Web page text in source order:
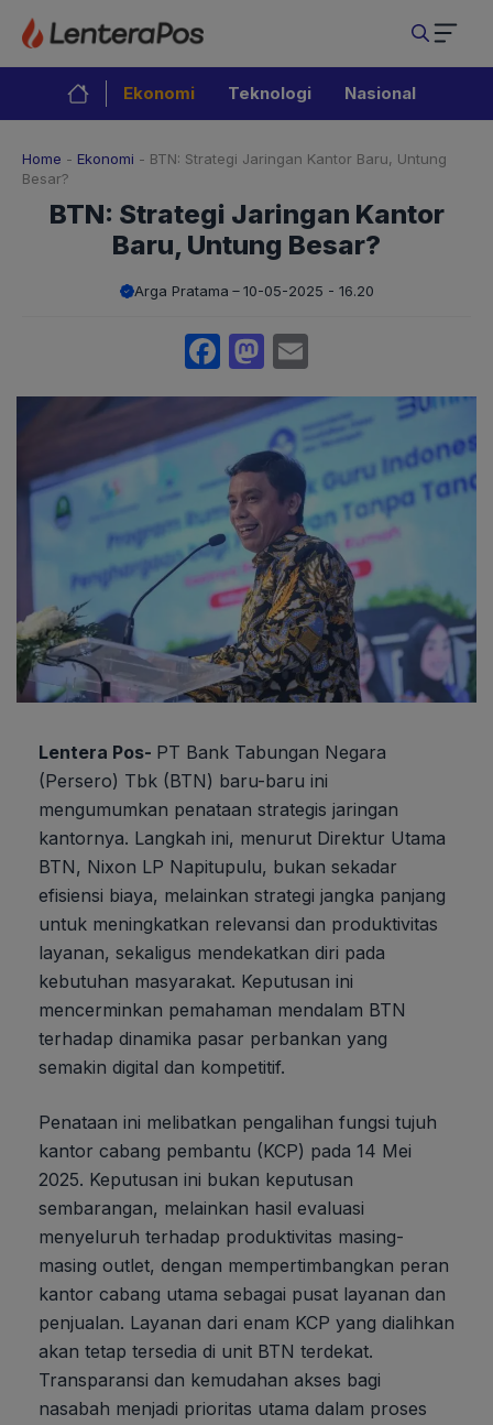
Langsung
isi
Ekonomi Teknologi Nasional
Home - Ekonomi - BTN: Strategi Jaringan Kantor Baru, Untung
Besar?
BTN: Strategi Jaringan Kantor
Baru, Untung Besar?
Arga Pratama 10-05-2025 - 16.20
Facebook
Mastodon
Lentera Pos- PT Bank Tabungan Negara
(Persero) Tbk (BTN) baru-baru ini
mengumumkan penataan strategis jaringan
kantornya. Langkah ini, menurut Direktur Utama
BTN, Nixon LP Napitupulu, bukan sekadar
efisiensi biaya, melainkan strategi jangka panjang
untuk meningkatkan relevansi dan produktivitas
layanan, sekaligus mendekatkan diri pada
kebutuhan masyarakat. Keputusan ini
mencerminkan pemahaman mendalam BTN
terhadap dinamika pasar perbankan yang
semakin digital dan kompetitif.
Penataan ini melibatkan pengalihan fungsi tujuh
kantor cabang pembantu (KCP) pada 14 Mei
2025. Keputusan ini bukan keputusan
sembarangan, melainkan hasil evaluasi
menyeluruh terhadap produktivitas masing-
masing outlet, dengan mempertimbangkan peran
kantor cabang utama sebagai pusat layanan dan
penjualan. Layanan dari enam KCP yang dialihkan
akan tetap tersedia di unit BTN terdekat.
Transparansi dan kemudahan akses bagi
nasabah menjadi prioritas utama dalam proses